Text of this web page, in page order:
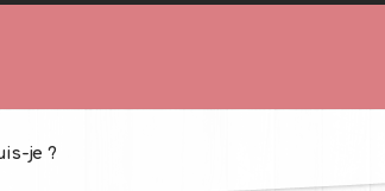
je ?